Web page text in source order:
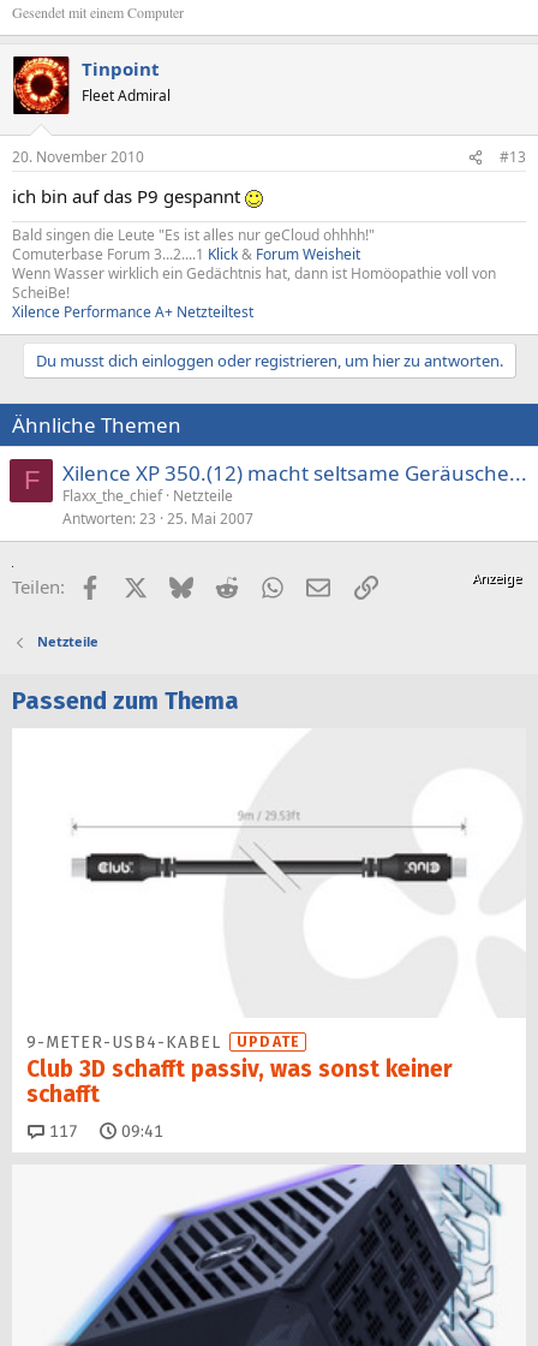
Gesendet mit einem Computer
Tinpoint
Fleet Admiral
20. November 2010 #13
ich bin auf das P9 gespannt
Bald singen die Leute "Es ist alles nur geCloud ohhhh!"
Comuterbase Forum 3...2....1 Klick& Forum Weisheit
Wenn Wasser wirklich ein Gedächtnis hat, dann ist Homöopathie voll von
ScheiBe!
Xilence Performance A+ Netzteiltest
Du musst dich einloggen oder registrieren, um hier zu antworten.
Ähnliche Themen
F Xilence XP 350.(12) macht seltsame Geräusche...
Flaxx_the_chief Netzteile
Antworten 23 25. Mai 2007
Teilen: FacebookX (Twitter)
BlueskyRedditWhatsApp
E-MailLink
Netzteile
Passend zum Thema
9-METER-USB4-KABEL UPDATE
Club 3D schafft passiv, was sonst keiner
schafft
117 Kommentare
09:41